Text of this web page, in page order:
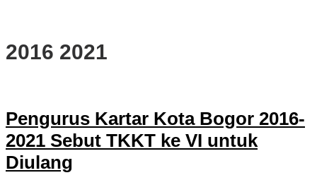
2016 2021
Pengurus Kartar Kota Bogor 2016-
2021 Sebut TKKT ke VI untuk
Diulang